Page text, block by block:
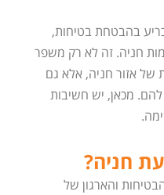
בהבטחת בטיחות,
חניה. זה לא רק משפר
של אזור חניה, אלא גם
מכאן, יש חשיבות
חניה?
והארגון של